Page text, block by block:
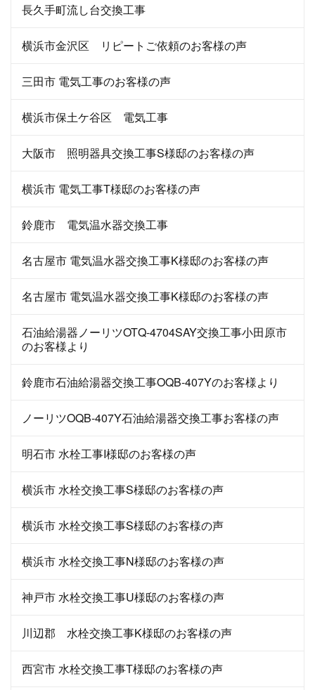
長久手町流し台交換工事
横浜市金沢区 リピートご依頼のお客様の声
三田市 電気工事のお客様の声
横浜市保土ケ谷区 電気工事
大阪市 照明器具交換工事S様邸のお客様の声
横浜市 電気工事T様邸のお客様の声
鈴鹿市 電気温水器交換工事
名古屋市 電気温水器交換工事K様邸のお客様の声
名古屋市 電気温水器交換工事K様邸のお客様の声
石油給湯器ノーリツOTQ-4704SAY交換工事小田原市
のお客様より
鈴鹿市石油給湯器交換工事OQB-407Yのお客様より
ノーリツOQB-407Y石油給湯器交換工事お客様の声
明石市 水栓工事I様邸のお客様の声
横浜市 水栓交換工事S様邸のお客様の声
横浜市 水栓交換工事S様邸のお客様の声
横浜市 水栓交換工事N様邸のお客様の声
神戸市 水栓交換工事U様邸のお客様の声
川辺郡 水栓交換工事K様邸のお客様の声
西宮市 水栓交換工事T様邸のお客様の声